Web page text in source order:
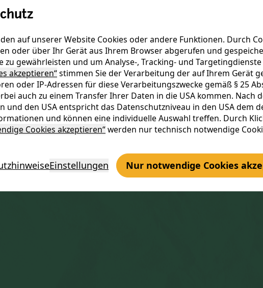
auf unserer Website Cookies oder andere Funktionen. Durch
oder über Ihr Gerät aus Ihrem Browser abgerufen und
zu gewährleisten und um Analyse-, Tracking- und
akzeptieren“stimmen Sie der Verarbeitung der auf Ihrem Gerät
oder IP-Adressen für diese Verarbeitungszwecke gemäß § 25
auch zu einem Transfer Ihrer Daten in die USA kommen. Nach
und den USA entspricht das Datenschutzniveau in den USA dem
und können eine individuelle Auswahl treffen. Durch
Cookies akzeptieren“werden nur technisch notwendige
Einstellungen Nur notwendige Cookies
Arbeit!